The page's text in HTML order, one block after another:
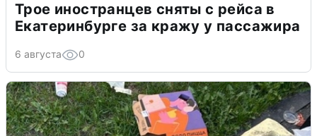
Трое иностранцев сняты с рейса в
Екатеринбурге за кражу у пассажира
6 августа 0